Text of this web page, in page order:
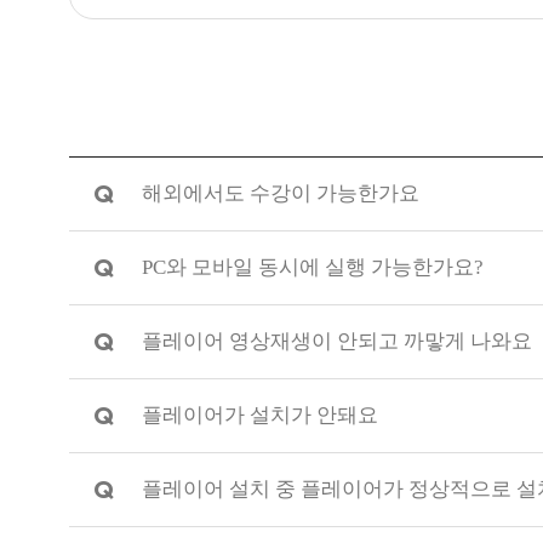
Q 해외에서도 수강이 가능한가요
Q PC와 모바일 동시에 실행 가능한가요?
Q 플레이어 영상재생이 안되고 까맣게 나와요
Q 플레이어가 설치가 안돼요
Q 플레이어 설치 중 플레이어가 정상적으로